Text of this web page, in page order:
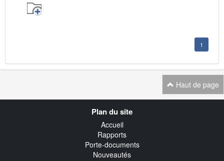
1
Haut de page
Plan du site
Accueil
Rapports
Porte-documents
Nouveautés